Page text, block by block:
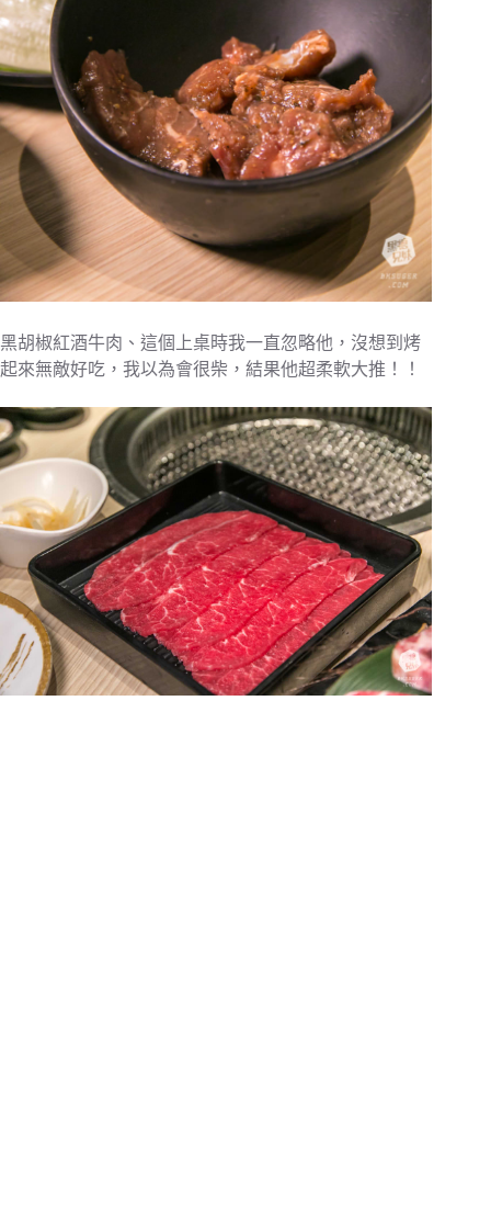
黑胡椒紅酒牛肉、這個上桌時我一直忽略他，沒想到烤
起來無敵好吃，我以為會很柴，結果他超柔軟大推！！